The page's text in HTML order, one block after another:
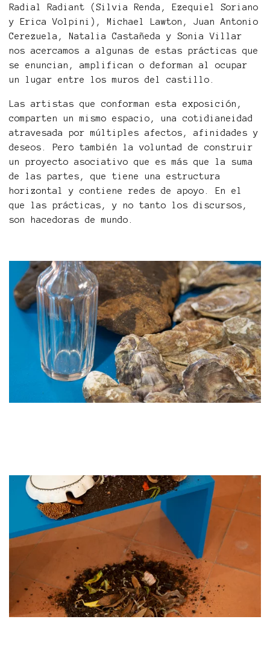
Radial Radiant (Silvia Renda, Ezequiel Soriano
y Erica Volpini), Michael Lawton, Juan Antonio
Cerezuela, Natalia Castañeda y Sonia Villar
nos acercamos a algunas de estas prácticas que
se enuncian, amplifican o deforman al ocupar
un lugar entre los muros del castillo.
Las artistas que conforman esta exposición,
comparten un mismo espacio, una cotidianeidad
atravesada por múltiples afectos, afinidades y
deseos. Pero también la voluntad de construir
un proyecto asociativo que es más que la suma
de las partes, que tiene una estructura
horizontal y contiene redes de apoyo. En el
que las prácticas, y no tanto los discursos,
son hacedoras de mundo.